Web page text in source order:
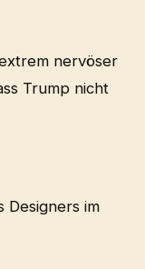
nervöser
Trump nicht
Designers im